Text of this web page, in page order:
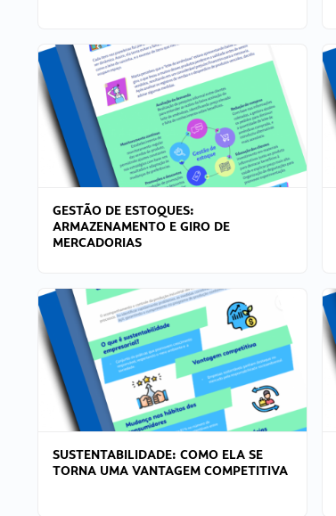
GESTÃO DE ESTOQUES:
ARMAZENAMENTO E GIRO DE
MERCADORIAS
SUSTENTABILIDADE: COMO ELA SE
TORNA UMA VANTAGEM COMPETITIVA